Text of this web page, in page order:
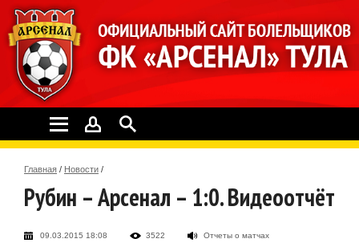
Главная / Новости /
Рубин – Арсенал – 1:0. Видеоотчёт
09.03.2015 18:08 3522 Отчеты о матчах